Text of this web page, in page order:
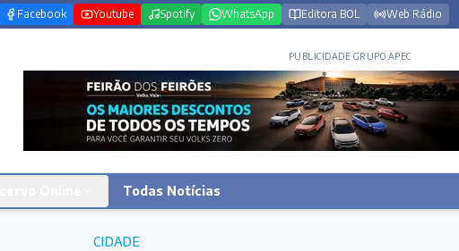
Facebook Youtube Spotify WhatsApp Editora BOL Web Rádio
PUBLICIDADE GRUPO APEC
Todas Notícias
CIDADE